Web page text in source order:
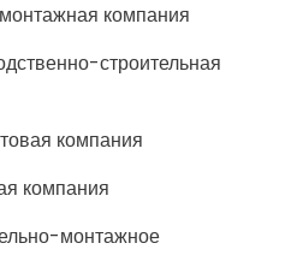
компания
строительная
компания
компания
монтажное